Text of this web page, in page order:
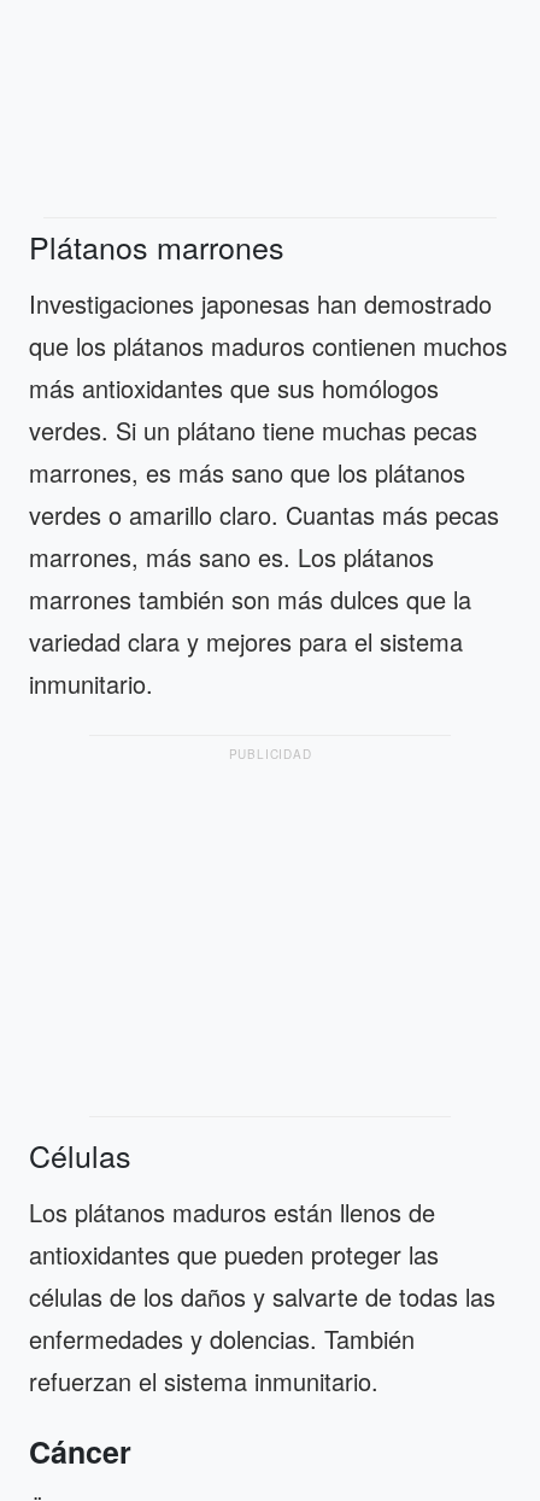
Plátanos marrones
Investigaciones japonesas han demostrado
que los plátanos maduros contienen muchos
más antioxidantes que sus homólogos
verdes. Si un plátano tiene muchas pecas
marrones, es más sano que los plátanos
verdes o amarillo claro. Cuantas más pecas
marrones, más sano es. Los plátanos
marrones también son más dulces que la
variedad clara y mejores para el sistema
inmunitario.
PUBLICIDAD
Células
Los plátanos maduros están llenos de
antioxidantes que pueden proteger las
células de los daños y salvarte de todas las
enfermedades y dolencias. También
refuerzan el sistema inmunitario.
Cáncer